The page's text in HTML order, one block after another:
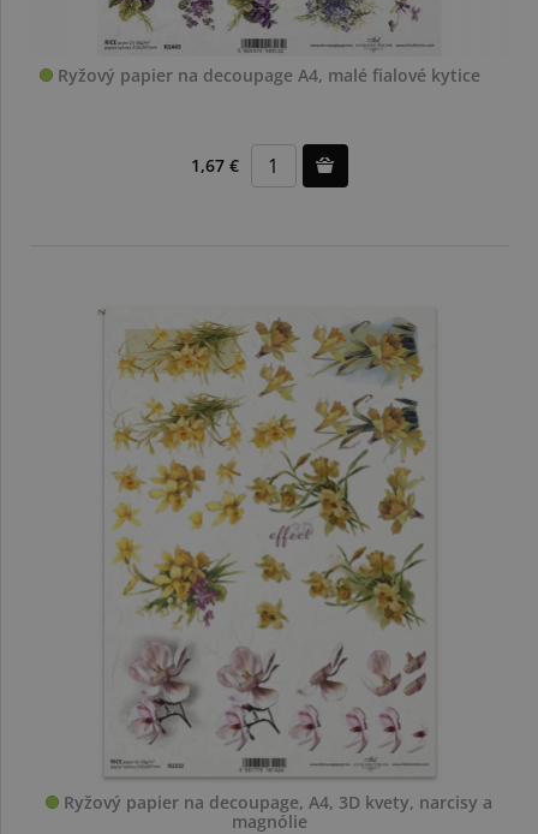
Ryžový papier na decoupage A4, malé fialové kytice
1,67 €
Ryžový papier na decoupage, A4, 3D kvety, narcisy a
magnólie